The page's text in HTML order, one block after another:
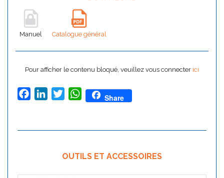
Manuel Catalogue général
Pour afficher le contenu bloqué, veuillez vous connecter ici
FacebookLinkedInTwitterWhatsApp
Share
OUTILS ET ACCESSOIRES